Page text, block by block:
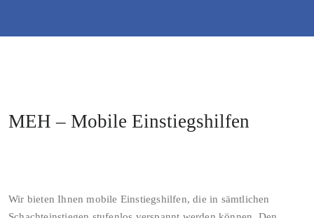
MEH – Mobile Einstiegshilfen
Wir bieten Ihnen mobile Einstiegshilfen, die in sämtlichen